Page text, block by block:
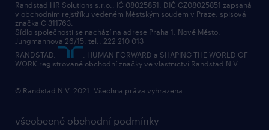
všeobecné obchodní podmínky
Randstad HR Solutions s.r.o., IČ 08025851, DIČ CZ08025851 zapsaná
v obchodním rejstříku vedeném Městským soudem v Praze, spisová
značka C 311763.
Sídlo společnosti se nachází na adrese Praha 1, Nové Město,
Jungmannova 26/15, tel.: 222 210 013
RANDSTAD,
, HUMAN FORWARD a SHAPING THE WORLD OF
WORK registrované obchodní značky ve vlastnictví Randstad N.V.
© Randstad N.V. 2021. Všechna práva vyhrazena.